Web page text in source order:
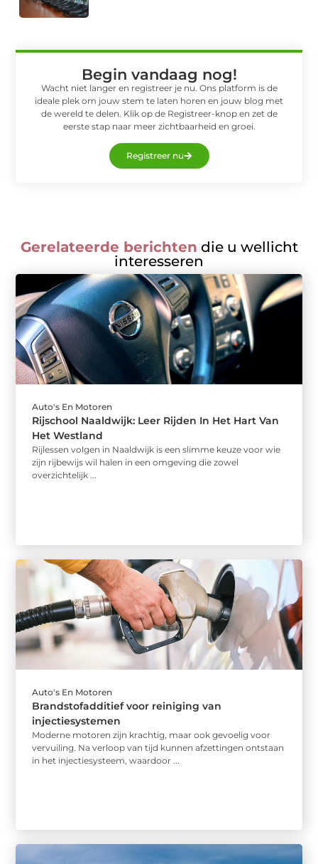
Begin vandaag nog!
Wacht niet langer en registreer je nu. Ons platform is de
ideale plek om jouw stem te laten horen en jouw blog met
de wereld te delen. Klik op de Registreer-knop en zet de
eerste stap naar meer zichtbaarheid en groei.
Registreer nu
Gerelateerde berichten die u wellicht
interesseren
Auto's En Motoren
Rijschool Naaldwijk: Leer Rijden In Het Hart Van
Het Westland
Rijlessen volgen in Naaldwijk is een slimme keuze voor wie
zijn rijbewijs wil halen in een omgeving die zowel
overzichtelijk ...
Auto's En Motoren
Brandstofadditief voor reiniging van
injectiesystemen
Moderne motoren zijn krachtig, maar ook gevoelig voor
vervuiling. Na verloop van tijd kunnen afzettingen ontstaan
in het injectiesysteem, waardoor ...